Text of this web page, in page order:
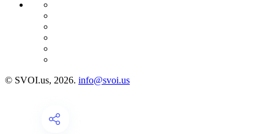
© SVOI.us, 2026. info@svoi.us